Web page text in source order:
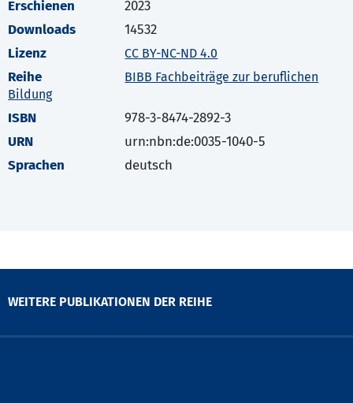
Erschienen
2023
Downloads
14532
Lizenz
CC BY-NC-ND 4.0
Reihe
BIBB Fachbeiträge zur beruflichen
Bildung
ISBN
978-3-8474-2892-3
URN
urn:nbn:de:0035-1040-5
Sprachen
deutsch
WEITERE PUBLIKATIONEN DER REIHE